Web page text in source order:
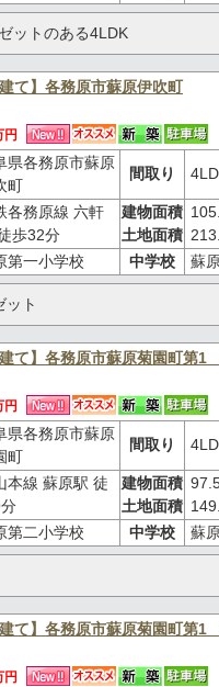
ットのある4LDK
建て】各務原市蘇原伊吹町
円
県各務原市蘇原
町
間取り
各務原線 六軒
歩32分
建物面積
土地面積
第一小学校 中学校 蘇
ット
建て】各務原市蘇原菊園町第
円
県各務原市蘇原
町
間取り
本線 蘇原駅 徒
建物面積
土地面積
第二小学校 中学校 蘇
建て】各務原市蘇原菊園町第
円